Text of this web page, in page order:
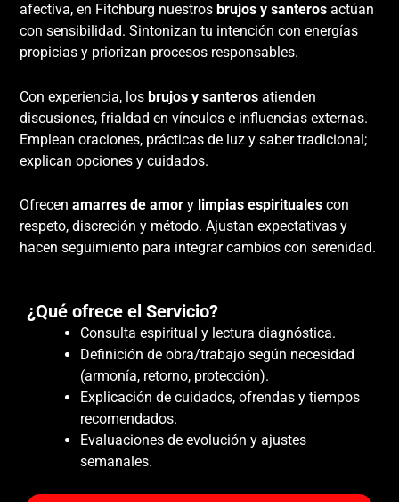
afectiva, en Fitchburg nuestros brujos y santeros actúan
con sensibilidad. Sintonizan tu intención con energías
propicias y priorizan procesos responsables.
Con experiencia, los brujos y santeros atienden
discusiones, frialdad en vínculos e influencias externas.
Emplean oraciones, prácticas de luz y saber tradicional;
explican opciones y cuidados.
Ofrecen amarres de amor y limpias espirituales con
respeto, discreción y método. Ajustan expectativas y
hacen seguimiento para integrar cambios con serenidad.
¿Qué ofrece el Servicio?
Consulta espiritual y lectura diagnóstica.
Definición de obra/trabajo según necesidad
(armonía, retorno, protección).
Explicación de cuidados, ofrendas y tiempos
recomendados.
Evaluaciones de evolución y ajustes
semanales.